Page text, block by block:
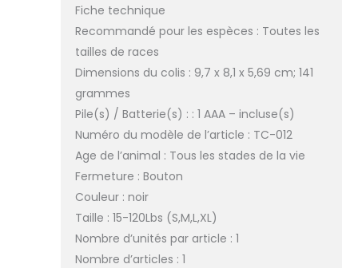
LED intuitive,
clairement les
sensibilité, la
puissance
restante et les
paramètres du
imperméable et
sa sangle en nylon
durable lui
Fiche technique
Recommandé pour les espèces : Toutes les
tailles de races
Dimensions du colis : 9,7 x 8,1 x 5,69 cm; 141
grammes
Pile(s) / Batterie(s) : : 1 AAA – incluse(s)
Numéro du modèle de l’article : TC-012
Age de l’animal : Tous les stades de la vie
Fermeture : Bouton
Couleur : noir
Taille : 15-120Lbs (S,M,L,XL)
Nombre d’unités par article : 1
Nombre d’articles : 1